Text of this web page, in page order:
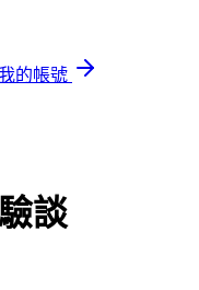
的帳號
談